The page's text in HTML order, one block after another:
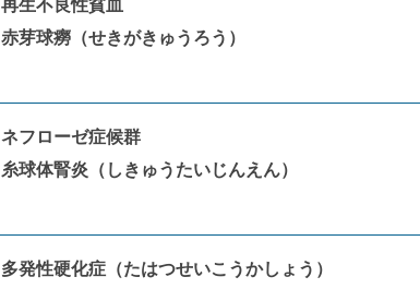
再生不良性貧血
赤芽球癆（せきがきゅうろう）
ネフローゼ症候群
糸球体腎炎（しきゅうたいじんえん）
多発性硬化症（たはつせいこうかしょう）